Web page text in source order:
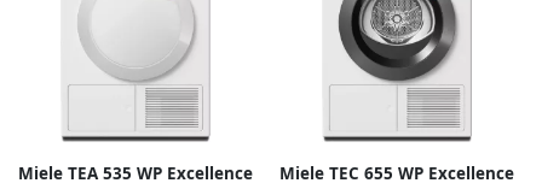
Miele TEA 535 WP Excellence
Miele TEC 655 WP Excellence